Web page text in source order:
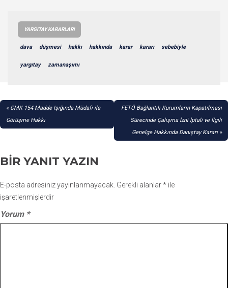
YARGITAY KARARLARI
dava düşmesi hakkı hakkında karar kararı sebebiyle
yargıtay zamanaşımı
YAZI
GEZINMESI
CMK 154 Madde Işığında Müdafi ile
Görüşme Hakkı
FETÖ Bağlantılı Kurumların Kapatılması
Sürecinde Çalışma İzni İptali ve İlgili
Genelge Hakkında Danıştay Kararı
BIR YANIT YAZIN
E-posta adresiniz yayınlanmayacak. Gerekli alanlar* ile
işaretlenmişlerdir
Yorum *